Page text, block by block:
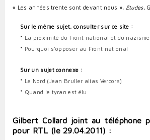
« Les années trente sont devant nous », Études,
Sur le même sujet, consulter sur ce site :
* La proximité du Front national et du nazisme
* Pourquoi s'opposer au Front national
Sur un sujet connexe :
* Le Nord (Jean Bruller alias Vercors)
* Quand le tyran est élu
Gilbert Collard joint au téléphone
pour RTL (le 29.04.2011) :